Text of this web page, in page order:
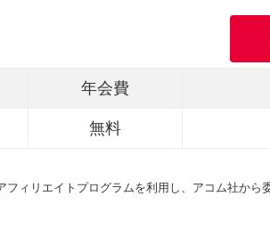
年会費
無料
ィリエイトプログラムを利用し、アコム社から